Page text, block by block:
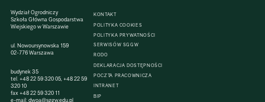
Wydział Ogrodniczy
Szkoła Główna Gospodarstwa
Wiejskiego w Warszawie
ul. Nowoursynowska 159
02-776 Warszawa
budynek 35
tel.+48 22 59 320 05,+48 22 59
320 10
fax +48 22 59 320 11
e-mail:dwoa@sggw.edu.pl
KONTAKT
POLITYKA COOKIES
POLITYKA PRYWATNOŚCI
SERWISÓW SGGW
RODO
DEKLARACJA DOSTĘPNOŚCI
POCZTA PRACOWNICZA
INTRANET
BIP